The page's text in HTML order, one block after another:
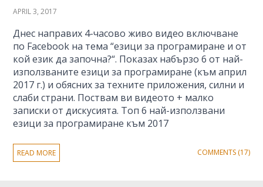
APRIL 3, 2017
Днес направих 4-часово живо видео включване
по Facebook на тема “езици за програмиране и от
кой език да започна?“. Показах набързо 6 от най-
използваните езици за програмиране (към април
2017 г.) и обясних за техните приложения, силни и
слаби страни. Поствам ви видеото + малко
записки от дискусията. Топ 6 най-използвани
езици за програмиране към 2017
READ MORE COMMENTS (17)